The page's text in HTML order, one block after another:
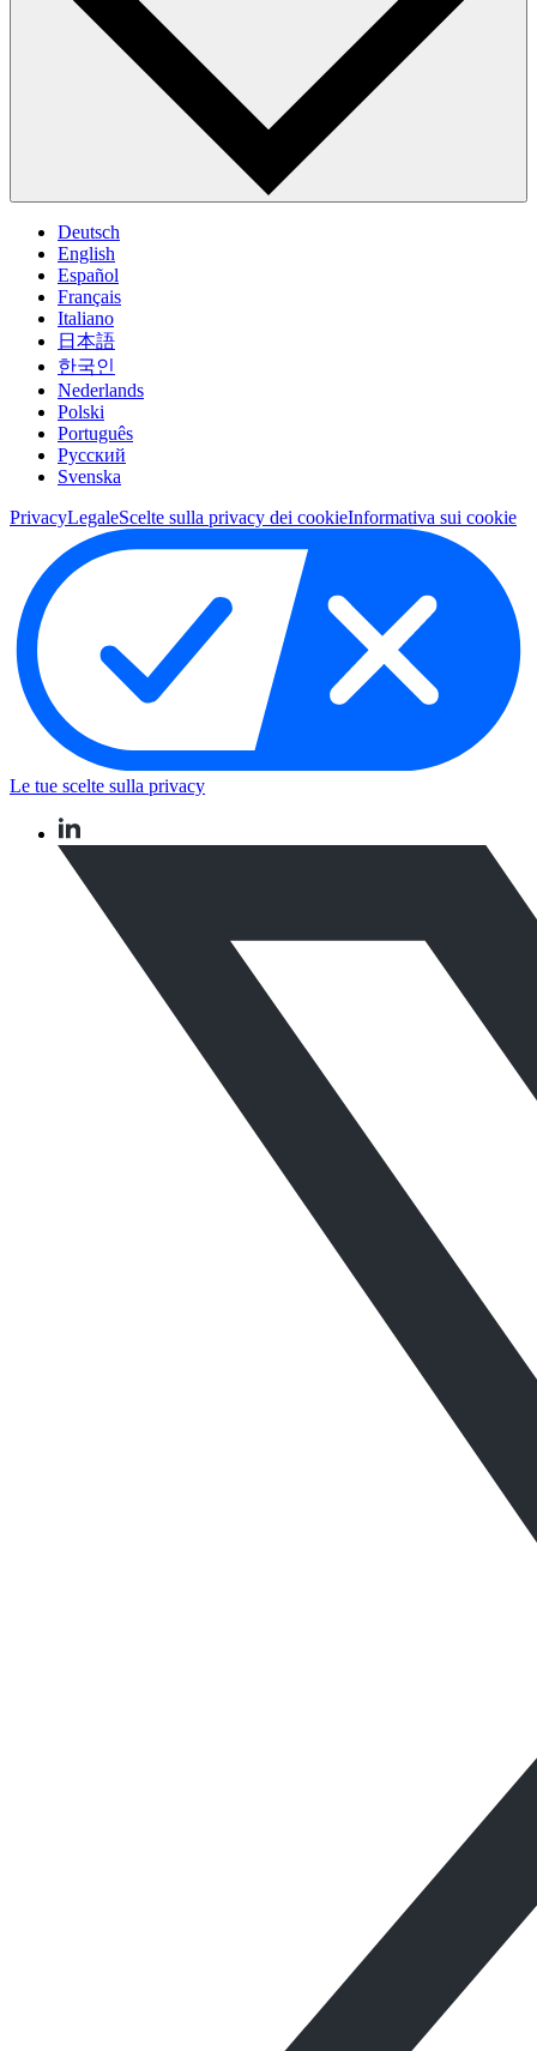
Deutsch
English
Español
Français
Italiano
日本語
한국인
Nederlands
Polski
Português
Pусский
Svenska
PrivacyLegaleScelte sulla privacy dei cookieInformativa sui cookie
Le tue scelte sulla privacy